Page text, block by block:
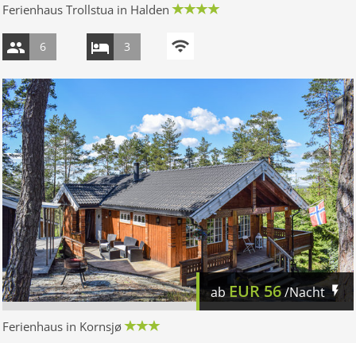
Ferienhaus Trollstua in Halden
6 3
abEUR56/Nacht
Ferienhaus in Kornsjø